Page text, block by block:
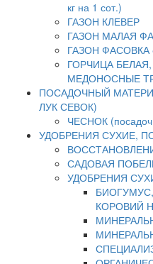
кг на 1 сот.)
ГАЗОН КЛЕВЕР
ГАЗОН МАЛАЯ
ГАЗОН ФАСОВКА
ГОРЧИЦА
МЕДОНОСНЫЕ
ПОСАДОЧНЫЙ
ЛУК СЕВОК)
ЧЕСНОК
УДОБРЕНИЯ СУХИЕ,
САДОВАЯ
УДОБРЕНИЯ
КОРОВИЙ